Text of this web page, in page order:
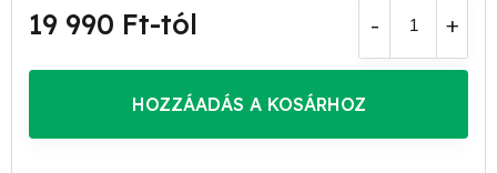
19 990 Ft-tól
HOZZÁADÁS A KOSÁRHOZ